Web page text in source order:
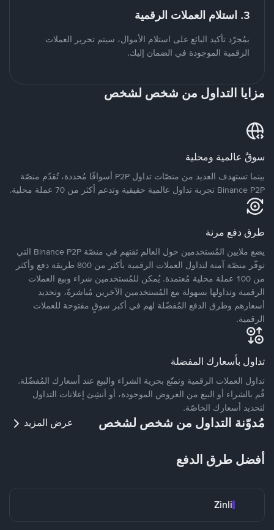
3. استلام العملات الرقمية
بمُجرّد تأكيد البائع على استلام الأموال، سيتم تحرير العملات
الرقمية الموجودة في الضمان إليك.
مزايا التداول من شخص لشخص
سوقٌ عالمية ومحلية
بينما تستهدف العديد من منصّات تداول P2P أسواقًا مُحددة، تُقدّم منصّة
Binance P2P تجربة تداول عالمية حقيقية وتدعم أكثر من 70 عملة محلية.
طرق دفع مرنة
يضع ملايين المُستخدمين حول العالم ثقتهم في منصّة Binance P2P التي
توفّر منصّة آمنة لتداول العملات الرقمية بأكثر من 800 طريقة دفع وأكثر
من 100 عملة محلية مُعتمدة. يُمكن للمُستخدمين شراء وبيع العملات
الرقمية وتداولها بسهولة مع المُستخدمين الآخرين مُباشرةً، وتحديد
أسعارهم وطرق الدفع المُفضّلة لهم في أكبر سوقٍ مفتوحة للعملات
الرقمية.
تداول بأسعارك المفضلة
تداول العملات الرقمية وتمتّع بحرية الشراء والبيع عند أسعارك المُفضّلة.
قُم بالشراء أو البيع من العروض الموجودة، أو أنشِئ إعلانات التداول
لتحديد أسعارك الخاصّة.
مُدوّنة التداول من شخص لشخص عرض المزيد
أفضل طرق الدفع
Zinli